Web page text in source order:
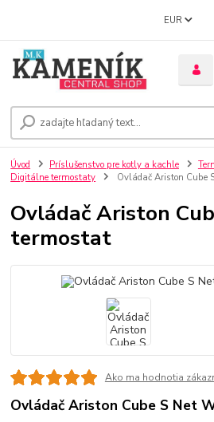
EUR
Úvod Príslušenstvo pre kotly a kachle
Digitálne termostaty
Ovládač Ariston Cube
Ovládač Ariston
termostat
Ako ma hodnotia
Ovládač Ariston Cube S Net